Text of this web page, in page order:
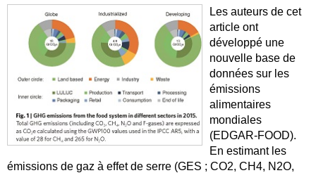
Les auteurs de cet
article ont
développé une
nouvelle base de
données sur les
émissions
alimentaires
mondiales
(EDGAR-FOOD).
En estimant les
émissions de gaz à effet de serre (GES ; CO2, CH4, N2O,